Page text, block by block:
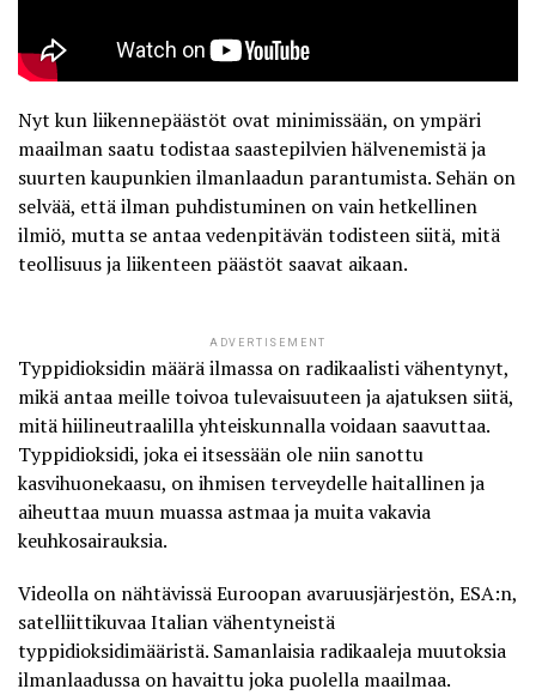
Nyt kun liikennepäästöt ovat minimissään, on ympäri
maailman saatu todistaa saastepilvien hälvenemistä ja
suurten kaupunkien ilmanlaadun parantumista. Sehän on
selvää, että ilman puhdistuminen on vain hetkellinen
ilmiö, mutta se antaa vedenpitävän todisteen siitä, mitä
teollisuus ja liikenteen päästöt saavat aikaan.
ADVERTISEMENT
Typpidioksidin määrä ilmassa on radikaalisti vähentynyt,
mikä antaa meille toivoa tulevaisuuteen ja ajatuksen siitä,
mitä hiilineutraalilla yhteiskunnalla voidaan saavuttaa.
Typpidioksidi, joka ei itsessään ole niin sanottu
kasvihuonekaasu, on ihmisen terveydelle haitallinen ja
aiheuttaa muun muassa astmaa ja muita vakavia
keuhkosairauksia.
Videolla on nähtävissä Euroopan avaruusjärjestön, ESA:n,
satelliittikuvaa Italian vähentyneistä
typpidioksidimääristä. Samanlaisia radikaaleja muutoksia
ilmanlaadussa on havaittu joka puolella maailmaa.